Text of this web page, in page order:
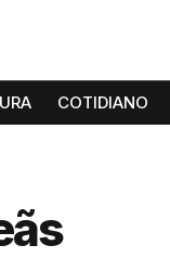
COTIDIANO